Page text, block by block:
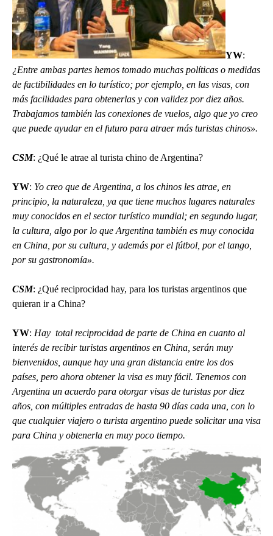
YW:
¿Entre ambas partes hemos tomado muchas políticas o medidas
de factibilidades en lo turístico; por ejemplo, en las visas, con
más facilidades para obtenerlas y con validez por diez años.
Trabajamos también las conexiones de vuelos, algo que yo creo
que puede ayudar en el futuro para atraer más turistas chinos».
CSM: ¿Qué le atrae al turista chino de Argentina?
YW: Yo creo que de Argentina, a los chinos les atrae, en
principio, la naturaleza, ya que tiene muchos lugares naturales
muy conocidos en el sector turístico mundial; en segundo lugar,
la cultura, algo por lo que Argentina también es muy conocida
en China, por su cultura, y además por el fútbol, por el tango,
por su gastronomía».
CSM: ¿Qué reciprocidad hay, para los turistas argentinos que
quieran ir a China?
YW: Hay total reciprocidad de parte de China en cuanto al
interés de recibir turistas argentinos en China, serán muy
bienvenidos, aunque hay una gran distancia entre los dos
países, pero ahora obtener la visa es muy fácil. Tenemos con
Argentina un acuerdo para otorgar visas de turistas por diez
años, con múltiples entradas de hasta 90 días cada una, con lo
que cualquier viajero o turista argentino puede solicitar una visa
para China y obtenerla en muy poco tiempo. *